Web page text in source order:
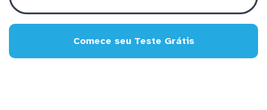
Comece seu Teste Grátis